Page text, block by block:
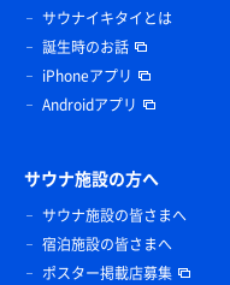
サウナイキタイとは
誕生時のお話
iPhoneアプリ
Androidアプリ
サウナ施設の方へ
サウナ施設の皆さまへ
宿泊施設の皆さまへ
ポスター掲載店募集